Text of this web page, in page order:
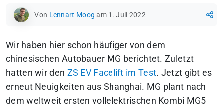
Von Lennart Moog am 1. Juli 2022
Wir haben hier schon häufiger von dem
chinesischen Autobauer MG berichtet. Zuletzt
hatten wir den ZS EV Facelift im Test. Jetzt gibt es
erneut Neuigkeiten aus Shanghai. MG plant nach
dem weltweit ersten vollelektrischen Kombi MG5